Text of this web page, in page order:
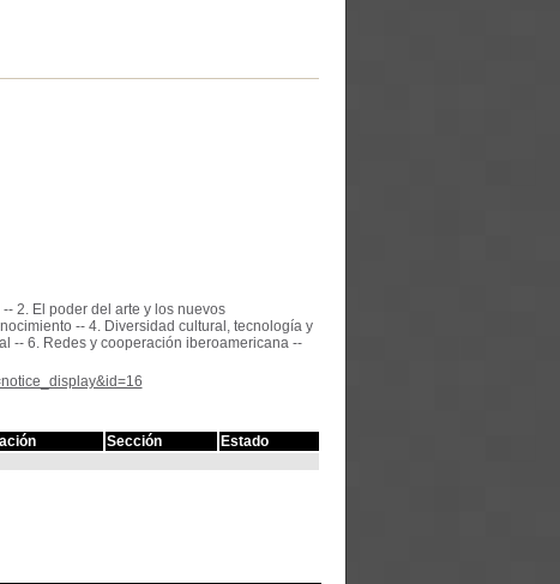
2. El poder del arte y los nuevos
-- 4. Diversidad cultural, tecnología y
-- 6. Redes y cooperación iberoamericana --
Sección
Estado